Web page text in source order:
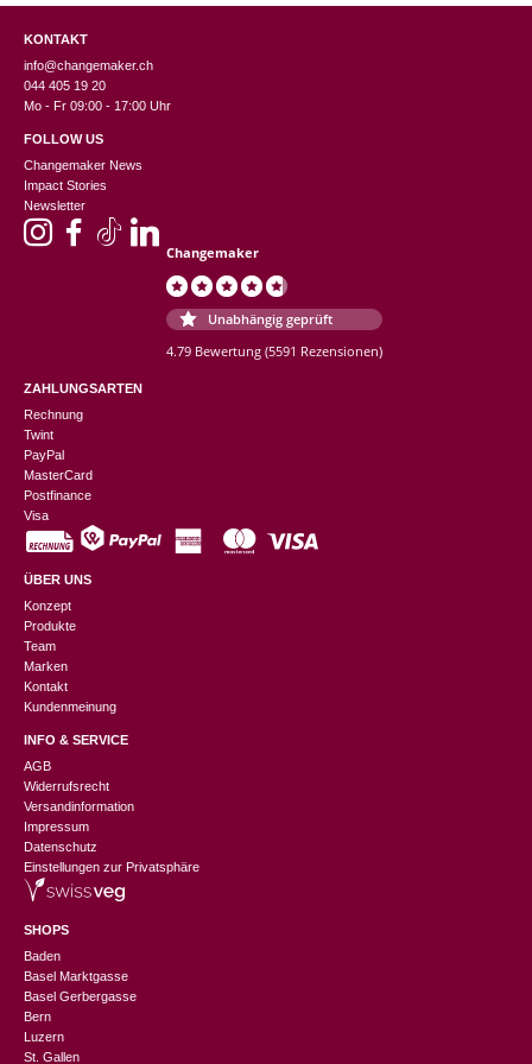
KONTAKT
info@changemaker.ch
044 405 19 20
Mo - Fr 09:00 - 17:00 Uhr
FOLLOW US
Changemaker News
Impact Stories
Newsletter
Changemaker
Unabhängig geprüft
4.79 Bewertung (5591 Rezensionen)
ZAHLUNGSARTEN
Rechnung
Twint
PayPal
MasterCard
Postfinance
Visa
ÜBER UNS
Konzept
Produkte
Team
Marken
Kontakt
Kundenmeinung
INFO & SERVICE
AGB
Widerrufsrecht
Versandinformation
Impressum
Datenschutz
Einstellungen zur Privatsphäre
SHOPS
Baden
Basel Marktgasse
Basel Gerbergasse
Bern
Luzern
St. Gallen